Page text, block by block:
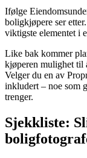
Ifølge
boligkjøpere ser
viktigste elementet i
Like bak kommer
kjøperen mulighet til
Velger du en av
inkludert – noe som
trenger.
Sjekkliste: